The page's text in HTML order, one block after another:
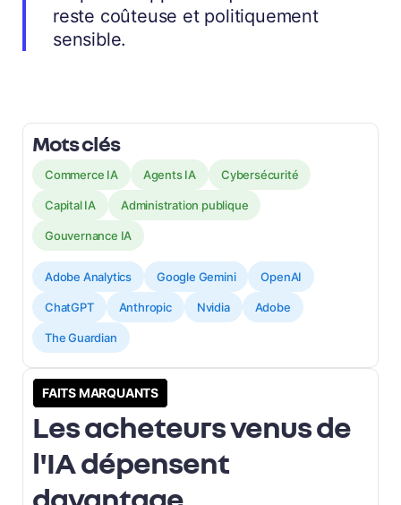
reste coûteuse et politiquement
sensible.
Mots clés
Commerce IA Agents IA Cybersécurité
Capital IA Administration publique
Gouvernance IA
Adobe Analytics Google Gemini OpenAI
ChatGPT Anthropic Nvidia Adobe
The Guardian
FAITS MARQUANTS
Les acheteurs venus de
l'IA dépensent